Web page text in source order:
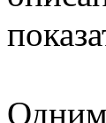
Одним